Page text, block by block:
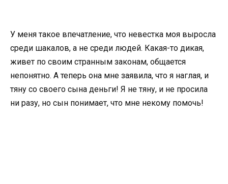
У меня такое впечатление, что невестка моя выросла
среди шакалов, а не среди людей. Какая-то дикая,
живет по своим странным законам, общается
непонятно. А теперь она мне заявила, что я наглая, и
тяну со своего сына деньги! Я не тяну, и не просила
ни разу, но сын понимает, что мне некому помочь!